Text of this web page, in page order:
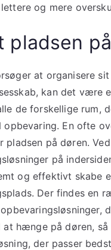
og mere
pladsen
at organisere sit
kan det være
de forskellige rum,
opbevaring. En ofte
pladsen på døren.
på
og effektivt skabe
Der findes en
hænge på døren, så
der passer